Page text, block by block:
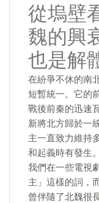
從塢壁
魏的興
也是解
在紛爭不休的南
短暫統一。它的
戰後前秦的迅速
新將北方歸於一
主一直致力維持
和起義時有發生。
我們在一些電視
主」這樣的詞，
曾伴隨了北魏很